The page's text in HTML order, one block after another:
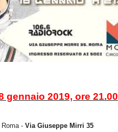
gennaio 2019, ore 21.00
Roma - Via Giuseppe Mirri 35